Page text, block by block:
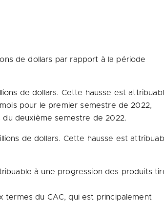
de dollars par rapport à la période
de dollars. Cette hausse est
pour le premier semestre de 2022,
deuxième semestre de 2022.
de dollars. Cette hausse est
à une progression des produits
termes du CAC, qui est principalement